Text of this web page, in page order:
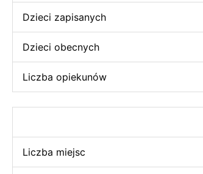
Dzieci zapisanych
Dzieci obecnych
Liczba opiekunów
Liczba miejsc